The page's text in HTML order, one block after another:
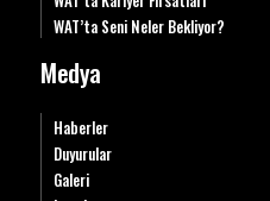
WAT’ta Seni Neler Bekliyor?
Medya
Haberler
Duyurular
Galeri